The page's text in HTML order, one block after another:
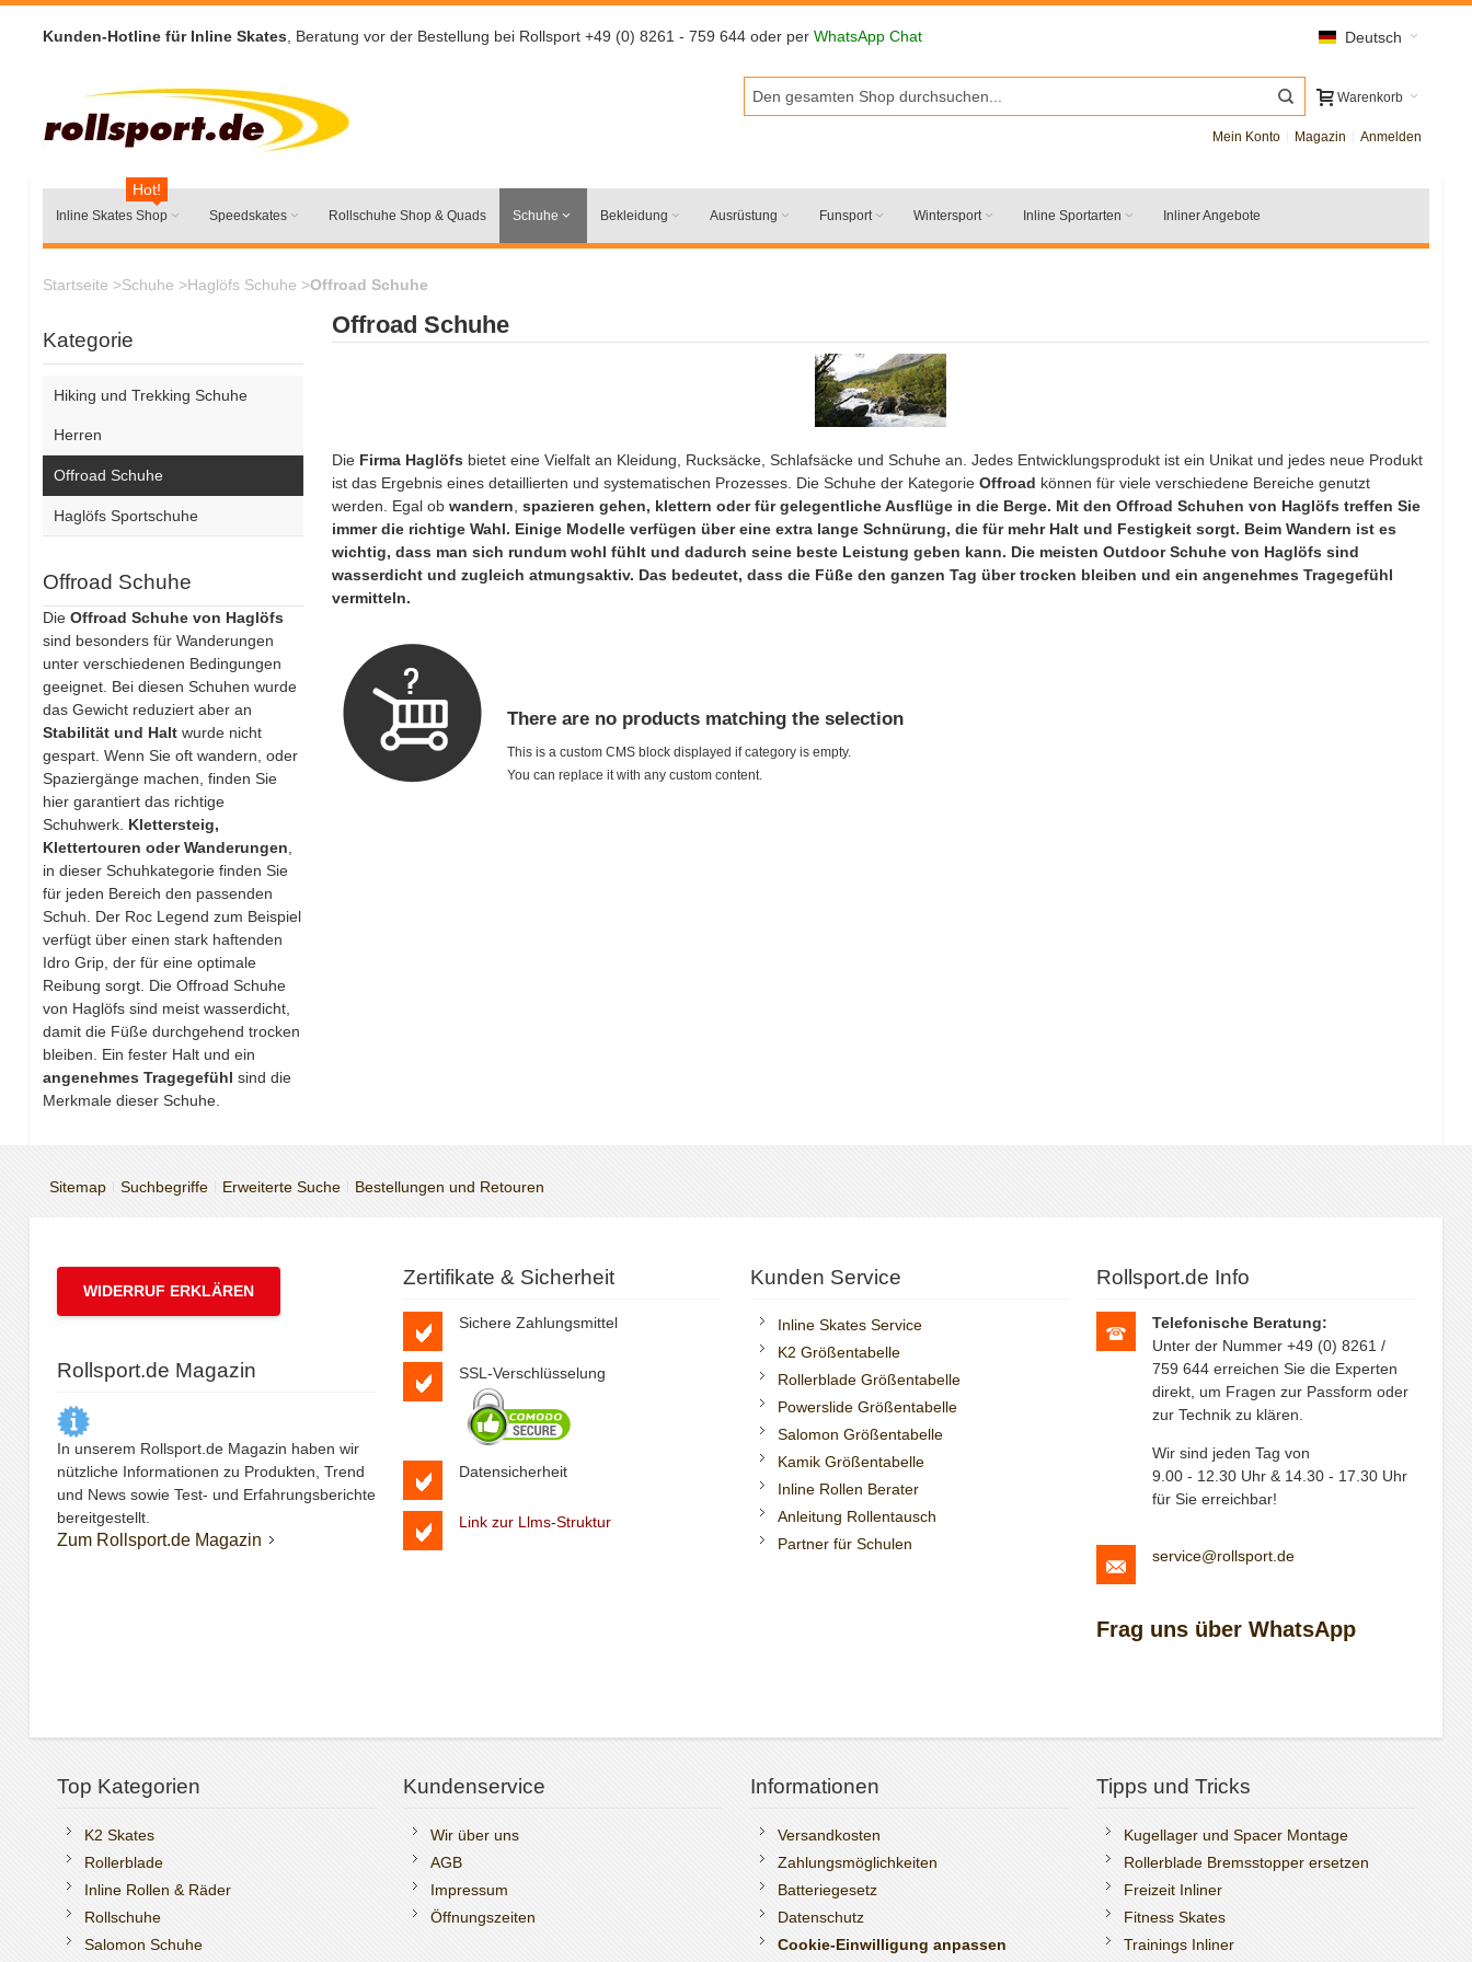
Kunden-Hotline für Inline Skates , Beratung vor der Bestellung bei Rollsport +49 (0) 8261 - 759 644 oder per WhatsApp Chat Deutsch
Warenkorb
Mein Konto Magazin Anmelden
Inline Skates Shop
Hot!
Speedskates Rollschuhe Shop & Quads Schuhe Bekleidung Ausrüstung Funsport Wintersport Inline Sportarten Inliner Angebote
Startseite >Schuhe >Haglöfs Schuhe >Offroad Schuhe
Offroad Schuhe
Die Firma Haglöfs bietet eine Vielfalt an Kleidung, Rucksäcke, Schlafsäcke und Schuhe an. Jedes Entwicklungsprodukt ist ein Unikat und jedes neue Produkt
ist das Ergebnis eines detaillierten und systematischen Prozesses. Die Schuhe der Kategorie Offroad können für viele verschiedene Bereiche genutzt
werden. Egal ob wandern spazieren gehen, klettern oder für gelegentlicheAusflüge in die Berge. Mit den Offroad Schuhen von Haglöfs treffen Sie
immer die richtige Wahl. Einige Modelle verfügen über eine extra lange Schnürung, die für mehr Halt und Festigkeit sorgt. Beim Wandern ist es
wichtig, dass man sich rundum wohl fühlt und dadurch seine beste Leistung geben kann. Die meisten Outdoor Schuhe von Haglöfs sind
wasserdichtund zugleich atmungsaktiv. Das bedeutet, dass die Füße den ganzen Tag über trocken bleiben und ein angenehmes Tragegefühl
vermitteln.
There are no products matching the selection
This is a custom CMS block displayed if category is empty.
You can replace it with any custom content.
Kategorie
Hiking und Trekking Schuhe
Herren
Offroad Schuhe
Haglöfs Sportschuhe
Offroad Schuhe
Die Offroad Schuhe von Haglöfs
sind besonders für Wanderungen
unter verschiedenen Bedingungen
geeignet. Bei diesen Schuhen wurde
das Gewicht reduziert aber an
Stabilität und Haltwurde nicht
gespart. Wenn Sie oft wandern, oder
Spaziergänge machen, finden Sie
hier garantiert das richtige
Schuhwerk. Klettersteig,
Klettertouren oder Wanderungen
in dieser Schuhkategorie finden Sie
für jeden Bereich den passenden
Schuh. Der Roc Legend zum Beispiel
verfügt über einen stark haftenden
Idro Grip, der für eine optimale
Reibung sorgt. Die Offroad Schuhe
von Haglöfs sind meist wasserdicht,
damit die Füße durchgehend trocken
bleiben. Ein fester Halt und ein
angenehmes Tragegefühl sind die
Merkmale dieser Schuhe.
Sitemap Suchbegriffe Erweiterte Suche Bestellungen und Retouren
WIDERRUF ERKLÄREN
Rollsport.de Magazin
In unserem Rollsport.de Magazin haben wir
nützliche Informationen zu Produkten, Trend
und News sowie Test- und Erfahrungsberichte
bereitgestellt.
Zum Rollsport.de Magazin
Zertifikate & Sicherheit
Sichere Zahlungsmittel
SSL-Verschlüsselung
Datensicherheit
Link zur Llms-Struktur
Kunden Service
Inline Skates Service
K2 Größentabelle
Rollerblade Größentabelle
Powerslide Größentabelle
Salomon Größentabelle
Kamik Größentabelle
Inline Rollen Berater
Anleitung Rollentausch
Partner für Schulen
Rollsport.de Info
Telefonische Beratung:
Unter der Nummer +49 (0) 8261 /
759 644 erreichen Sie die Experten
direkt, um Fragen zur Passform oder
zur Technik zu klären.
Wir sind jeden Tag von
9.00 - 12.30 Uhr & 14.30 - 17.30 Uhr
für Sie erreichbar!
service@rollsport.de
Frag uns über WhatsApp
Top Kategorien
K2 Skates
Rollerblade
Inline Rollen & Räder
Rollschuhe
Salomon Schuhe
Kundenservice
Wir über uns
AGB
Impressum
Öffnungszeiten
Informationen
Versandkosten
Zahlungsmöglichkeiten
Batteriegesetz
Datenschutz
Cookie-Einwilligung anpassen
Tipps und Tricks
Kugellager und Spacer Montage
Rollerblade Bremsstopper ersetzen
Freizeit Inliner
Fitness Skates
Trainings Inliner